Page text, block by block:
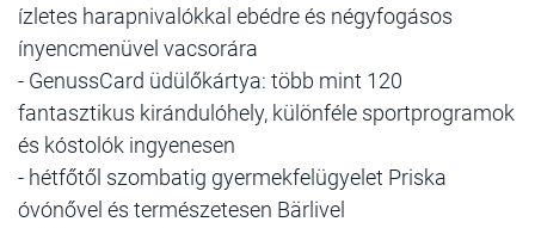
ízletes harapnivalókkal ebédre és négyfogásos
ínyencmenüvel vacsorára
- GenussCard üdülőkártya: több mint 120
fantasztikus kirándulóhely, különféle sportprogramok
és kóstolók ingyenesen
- hétfőtől szombatig gyermekfelügyelet Priska
óvónővel és természetesen Bärlivel